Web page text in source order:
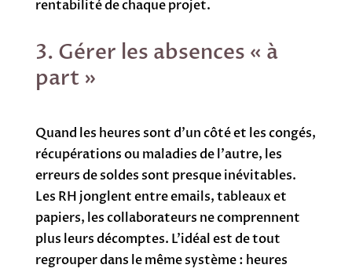
rentabilité de chaque projet.
3. Gérer les absences « à
part »
Quand les heures sont d’un côté et les congés,
récupérations ou maladies de l’autre, les
erreurs de soldes sont presque inévitables.
Les RH jonglent entre emails, tableaux et
papiers, les collaborateurs ne comprennent
plus leurs décomptes. L’idéal est de tout
regrouper dans le même système : heures